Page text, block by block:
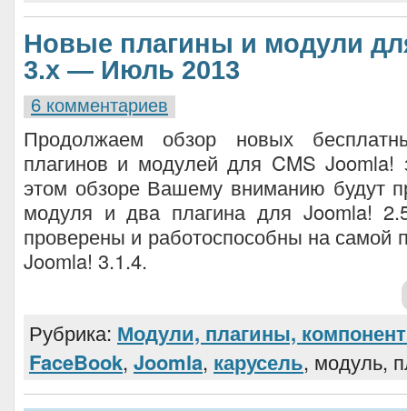
Новые плагины и модули
3.х — Июль 2013
6 комментариев
Продолжаем обзор новых
плагинов и модулей для CMS
этом обзоре Вашему вниманию будут
модуля и два плагина для Joomla!
проверены и работоспособны на самой
Joomla! 3.1.4.
Рубрика: Модули, плагины,
FaceBook, Joomla, карусель, модуль,